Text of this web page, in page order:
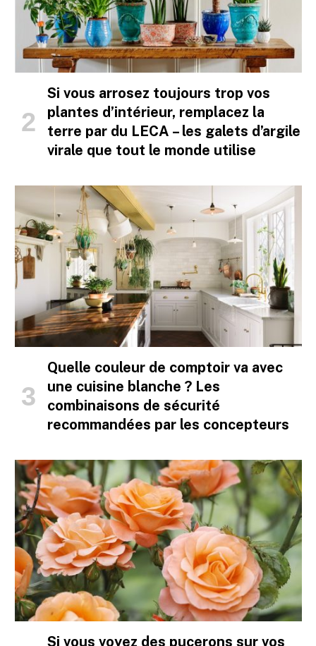
Si vous arrosez toujours trop vos
plantes d’intérieur, remplacez la
terre par du LECA – les galets d’argile
virale que tout le monde utilise
Quelle couleur de comptoir va avec
une cuisine blanche ? Les
combinaisons de sécurité
recommandées par les concepteurs
Si vous voyez des pucerons sur vos